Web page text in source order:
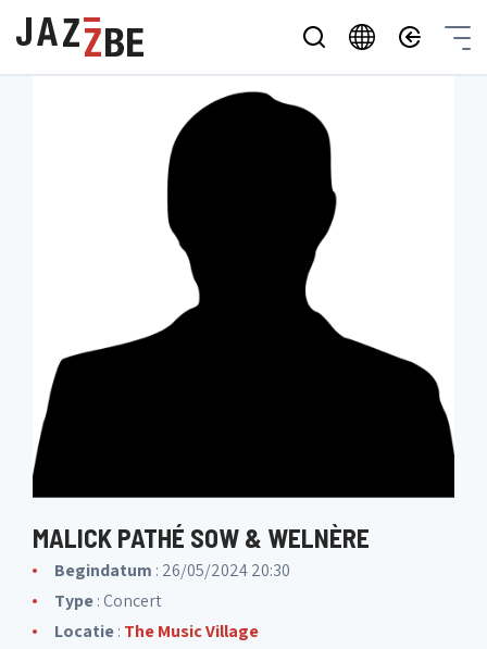
MALICK PATHÉ SOW & WELNÈRE
Begindatum : 26/05/2024 20:30
Type: Concert
Locatie: The Music Village